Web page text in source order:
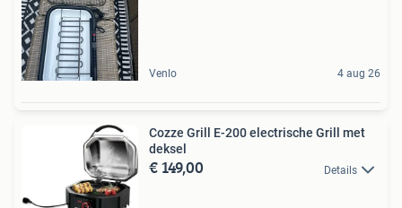
Venlo 4 aug 26
Cozze Grill E-200 electrische Grill met
deksel
€ 149,00 Details